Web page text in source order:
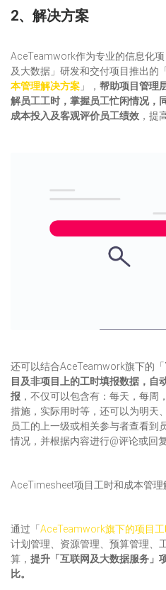
2、解决方案
AceTeamwork作为专业的信息化
及大数据」研发和交付项目推出的「
本管理解决方案 」， 帮助项目管理
解员工工时，掌握员工忙闲情况，
成本投入及客观评价员工绩效 ，提
还可以结合AceTeamwork旗下的「
目及非项目上的工时填报数据，自
报 ，不仅可以包含有：每天，每周
措施，实际用时等，还可以为明天
员工的上一级或相关参与者查看到
情况，并根据内容进行@评论或回复
AceTimesheet项目工时和成本管理
通过「 AceTeamwork旗下的项目
计划管理、资源管理、预算管理、
算， 提升「互联网及大数据服务」
比。